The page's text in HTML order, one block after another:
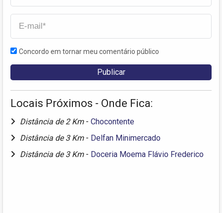
Concordo em tornar meu comentário público
Locais Próximos - Onde Fica:
Distância de 2 Km - Chocontente
Distância de 3 Km - Delfan Minimercado
Distância de 3 Km - Doceria Moema Flávio Frederico